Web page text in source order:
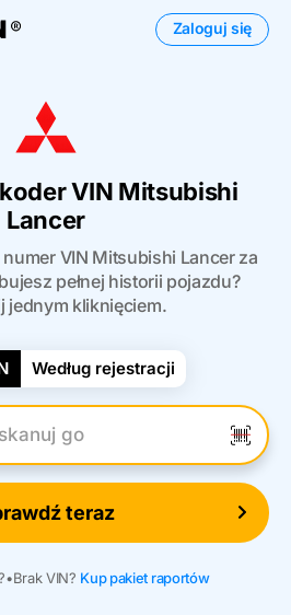
Zaloguj się
VIN Mitsubishi
Lancer
VIN Mitsubishi Lancer za
pełnej historii pojazdu?
jednym kliknięciem.
Według rejestracji
teraz
•Brak VIN? Kup pakiet raportów